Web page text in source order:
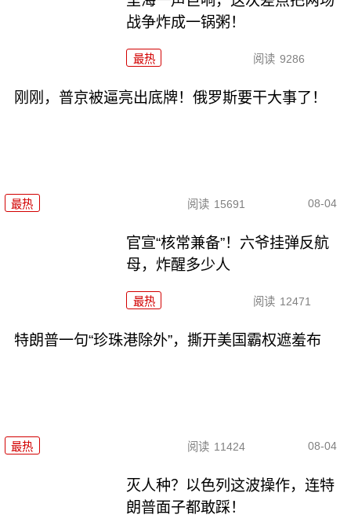
战争炸成一锅粥！
最热 阅读 9286
刚刚，普京被逼亮出底牌！俄罗斯要干大事了！
最热 阅读 15691 08-04
官宣“核常兼备”！六爷挂弹反航
母，炸醒多少人
最热 阅读 12471
特朗普一句“珍珠港除外”，撕开美国霸权遮羞布
最热 阅读 11424 08-04
灭人种？以色列这波操作，连特
朗普面子都敢踩！